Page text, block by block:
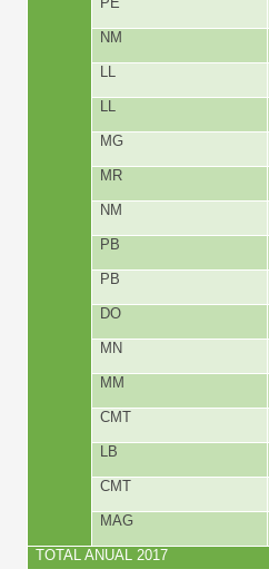
NM
LL
LL
MG
MR
NM
PB
PB
DO
MN
MM
CMT
LB
CMT
MAG
TOTAL ANUAL 2017